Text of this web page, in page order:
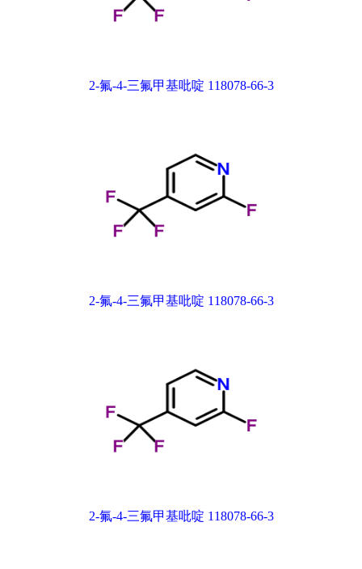
2-氟-4-三氟甲基吡啶 118078-66-3
2-氟-4-三氟甲基吡啶 118078-66-3
2-氟-4-三氟甲基吡啶 118078-66-3